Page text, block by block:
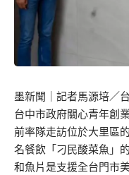
墨新聞
｜記者馬源培／
台中市政府關心青年創
前率隊走訪位於大里區
名餐飲「刁民酸菜魚」
和魚片是支援全台門市